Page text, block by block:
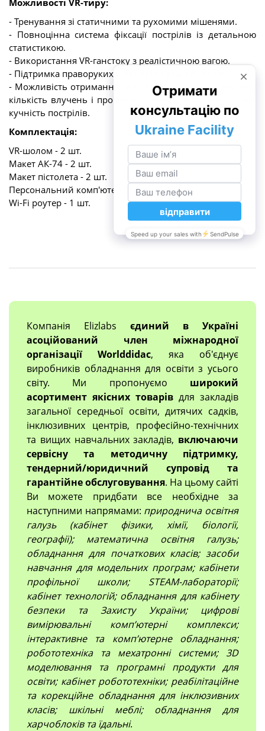
- Тренування зі статичними та рухомими мішенями.
- Повноцінна система фіксації пострілів із детальною
статистикою.
- Використання VR-ганстоку з реалістичною вагою.
- Підтримка праворуких і ліворуких користувачів.
- Можливість отримання звіту після виконання вправи:
кількість влучень і промахів; кількість набраних балів;
кучність пострілів.
Комплектація:
VR-шолом - 2 шт.
Макет АК-74 - 2 шт.
Макет пістолета - 2 шт.
Персональний комп'ютер ноутбук - 1 шт.
Wi-Fi роутер - 1 шт.
Компанія Elizlabs єдиний в Україні
асоційований член міжнародної
організації Worlddidac, яка об'єднує
виробників обладнання для освіти з усього
світу. Ми пропонуємо широкий
асортимент якісних товарів для закладів
загальної середньої освіти, дитячих садків,
інклюзивних центрів, професійно-технічних
та вищих навчальних закладів, включаючи
сервісну та методичну підтримку,
тендерний/юридичний супровід та
гарантійне обслуговування. На цьому сайті
Ви можете придбати все необхідне за
наступними напрямами: природнича освітня
галузь (кабінет фізики, хімії, біології,
географії); математична освітня галузь;
обладнання для початкових класів; засоби
навчання для модельних програм; кабінети
профільної школи; STEAM-лабораторії;
кабінет технологій; обладнання для кабінету
безпеки та Захисту України; цифрові
вимірювальні компʼютерні комплекси;
інтерактивне та комп’ютерне обладнання;
робототехніка та мехатронні системи; 3D
моделювання та програмні продукти для
освіти; кабінет робототехніки; реабілітаційне
та корекційне обладнання для інклюзивних
класів; шкільні меблі; обладнання для
харчоблоків та їдальні.